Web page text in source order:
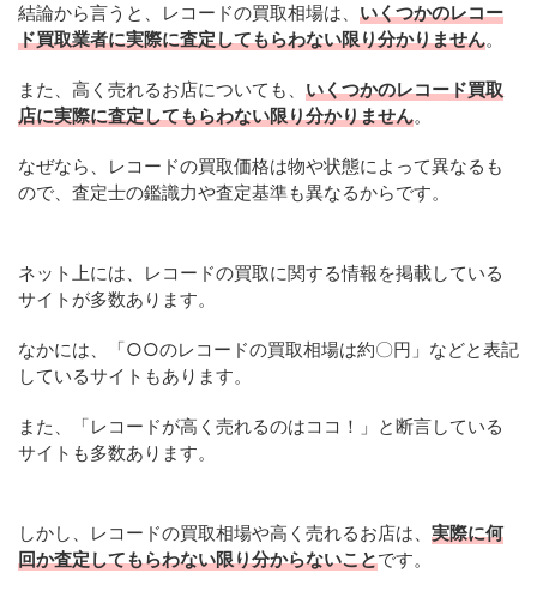
結論から言うと、レコードの買取相場は、 いくつかのレコー
ド買取業者に実際に査定してもらわない限り分かりません。
また、高く売れるお店についても、 いくつかのレコード買取
店に実際に査定してもらわない限り分かりません。
なぜなら、レコードの買取価格は物や状態によって異なるも
ので、査定士の鑑識力や査定基準も異なるからです。
ネット上には、レコードの買取に関する情報を掲載している
サイトが多数あります。
なかには、「○○のレコードの買取相場は約〇円」などと表記
しているサイトもあります。
また、「レコードが高く売れるのはココ！」と断言している
サイトも多数あります。
しかし、レコードの買取相場や高く売れるお店は、 実際に何
回か査定してもらわない限り分からないことです。